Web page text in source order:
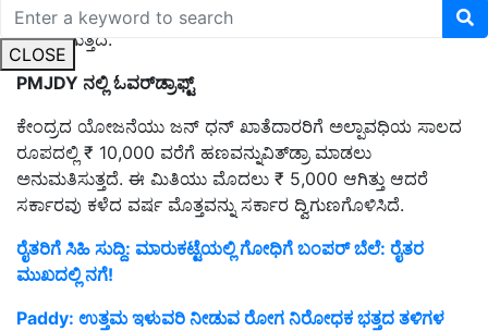
CLOSE
ಸೀಮಿತ ಮೊತ್ತದ ಹಣವನ್ನು ಹಿಂಪಡೆಯಲು
ನೀಡಲಾಗುತ್ತದೆ.
PMJDY ನಲ್ಲಿ ಓವರ್ಡ್ರಾಫ್ಟ್
ಕೇಂದ್ರದ ಯೋಜನೆಯು ಜನ್ ಧನ್ ಖಾತೆದಾರರಿಗೆ ಅಲ್ಪಾವಧಿಯ ಸಾಲದ
ರೂಪದಲ್ಲಿ ₹ 10,000 ವರೆಗೆ ಹಣವನ್ನುವಿತ್‌ಡ್ರಾ ಮಾಡಲು
ಅನುಮತಿಸುತ್ತದೆ. ಈ ಮಿತಿಯು ಮೊದಲು ₹ 5,000 ಆಗಿತ್ತು ಆದರೆ
ಸರ್ಕಾರವು ಕಳೆದ ವರ್ಷ ಮೊತ್ತವನ್ನು ಸರ್ಕಾರ ದ್ವಿಗುಣಗೊಳಿಸಿದೆ.
ರೈತರಿಗೆ ಸಿಹಿ ಸುದ್ದಿ: ಮಾರುಕಟ್ಟೆಯಲ್ಲಿ ಗೋಧಿಗೆ ಬಂಪರ್ ಬೆಲೆ: ರೈತರ
ಮುಖದಲ್ಲಿ ನಗೆ!
Paddy: ಉತ್ತಮ ಇಳುವರಿ ನೀಡುವ ರೋಗ ನಿರೋಧಕ ಭತ್ತದ ತಳಿಗಳ